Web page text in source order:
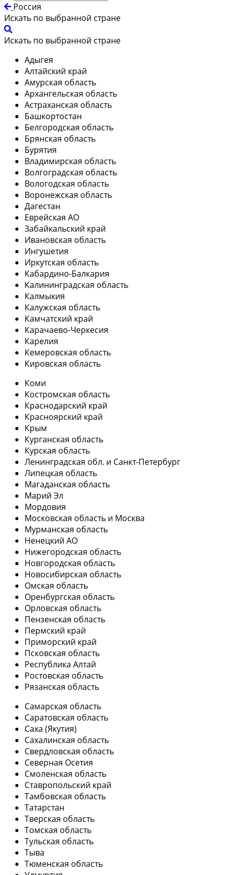
Россия
Искать по выбранной стране
Искать по выбранной стране
Адыгея
Алтайский край
Амурская область
Архангельская область
Астраханская область
Башкортостан
Белгородская область
Брянская область
Бурятия
Владимирская область
Волгоградская область
Вологодская область
Воронежская область
Дагестан
Еврейская АО
Забайкальский край
Ивановская область
Ингушетия
Иркутская область
Кабардино-Балкария
Калининградская область
Калмыкия
Калужская область
Камчатский край
Карачаево-Черкесия
Карелия
Кемеровская область
Кировская область
Коми
Костромская область
Краснодарский край
Красноярский край
Крым
Курганская область
Курская область
Ленинградская обл. и Санкт-Петербург
Липецкая область
Магаданская область
Марий Эл
Мордовия
Московская область и Москва
Мурманская область
Ненецкий АО
Нижегородская область
Новгородская область
Новосибирская область
Омская область
Оренбургская область
Орловская область
Пензенская область
Пермский край
Приморский край
Псковская область
Республика Алтай
Ростовская область
Рязанская область
Самарская область
Саратовская область
Саха (Якутия)
Сахалинская область
Свердловская область
Северная Осетия
Смоленская область
Ставропольский край
Тамбовская область
Татарстан
Тверская область
Томская область
Тульская область
Тыва
Тюменская область